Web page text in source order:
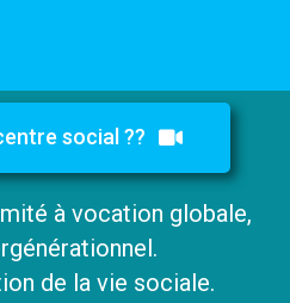
social ??
à vocation globale,
de la vie sociale.